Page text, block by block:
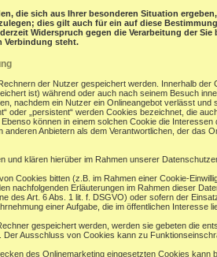
die sich aus Ihrer besonderen Situation
dies gilt auch für ein auf diese
Widerspruch gegen die Verarbeitung der
Verbindung steht.
der Nutzer gespeichert werden. Innerhalb
ist) während oder auch nach seinem Besuch
nachdem ein Nutzer ein Onlineangebot verlässt
oder „persistent“ werden Cookies bezeichnet, die
können in einem solchen Cookie die
anderen Anbietern als dem Verantwortlichen, der
und klären hierüber im Rahmen unserer
Cookies bitten (z.B. im Rahmen einer Cookie-
nachfolgenden Erläuterungen im Rahmen dieser
des Art. 6 Abs. 1 lit. f. DSGVO) oder sofern der
einer Aufgabe, die im öffentlichen
gespeichert werden, werden sie gebeten die
Ausschluss von Cookies kann zu
des Onlinemarketing eingesetzten Cookies